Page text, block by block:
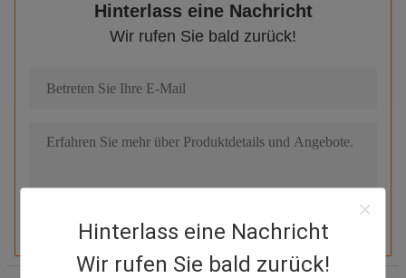
Hinterlass eine Nachricht
Wir rufen Sie bald zurück!
Hinterlass eine Nachricht
Wir rufen Sie bald zurück!